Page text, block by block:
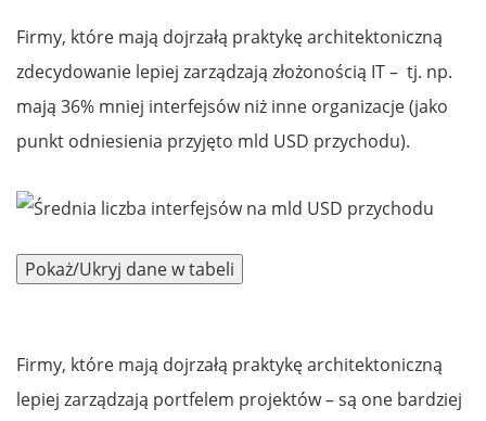
Firmy, które mają dojrzałą praktykę architektoniczną
zdecydowanie lepiej zarządzają złożonością IT – tj. np.
mają 36% mniej interfejsów niż inne organizacje (jako
punkt odniesienia przyjęto mld USD przychodu).
Firmy, które mają dojrzałą praktykę architektoniczną
lepiej zarządzają portfelem projektów – są one bardziej